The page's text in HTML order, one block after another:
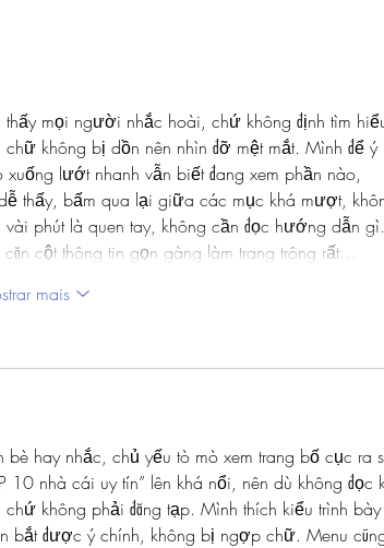
thấy mọi người nhắc hoài, chứ không định tìm
không bị dồn nên nhìn đỡ mệt mắt. Mình để ý
lướt nhanh vẫn biết đang xem phần nào,
thấy, bấm qua lại giữa các mục khá mượt,
phút là quen tay, không cần đọc hướng dẫn gì.
cột thông tin gọn gàng làm trang trông rất…
mais
hay nhắc, chủ yếu tò mò xem trang bố cục ra
10 nhà cái uy tín” lên khá nổi, nên dù không đọc
không phải đăng tạp. Mình thích kiểu trình bày
bắt được ý chính, không bị ngợp chữ. Menu